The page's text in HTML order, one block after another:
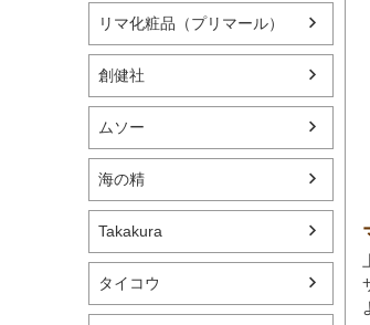
リマ化粧品（プリマール）
創健社
ムソー
海の精
Takakura
タイコウ